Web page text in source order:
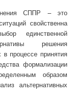
СППР – это
свойственна
единственной
решения
процессе принятия
формализации
образом
альтернативных